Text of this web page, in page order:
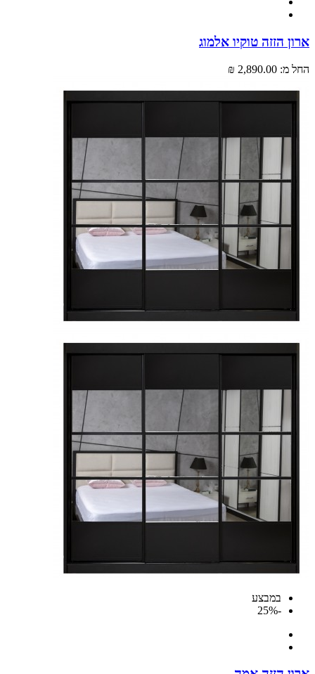
הזזה טוקיו אלמוג
מ: 2,890.00 ₪
במבצע